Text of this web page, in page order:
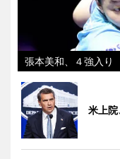
張本美和、４強入り
米上